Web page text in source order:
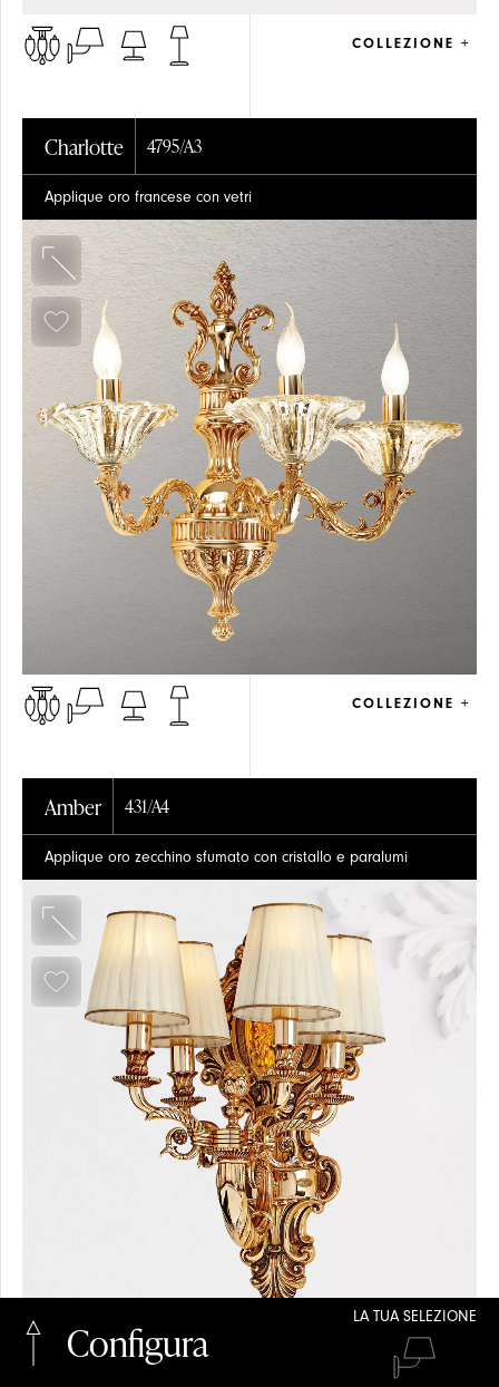
Configura
LA TUA SELEZIONE
COLLEZIONE +
Charlotte 4795/A3
Applique oro francese con vetri
COLLEZIONE +
Amber 431/A4
Applique oro zecchino sfumato con cristallo e paralumi
COLLEZIONE +